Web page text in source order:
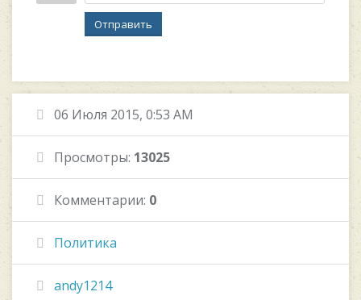
Отправить
06 Июля 2015, 0:53 AM
Просмотры: 13025
Комментарии: 0
Политика
andy1214